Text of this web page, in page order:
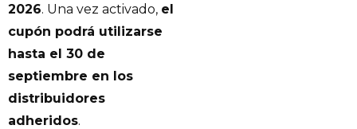
2026. Una vez activado, el
cupón podrá utilizarse
hasta el 30 de
septiembre en los
distribuidores
adheridos.